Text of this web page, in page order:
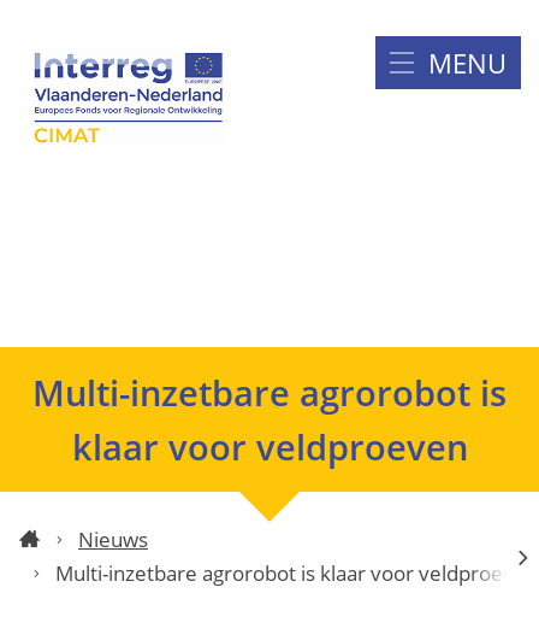
MENU
Cimat
Multi-inzetbare agrorobot is
klaar voor veldproeven
Startpagina
Nieuws
Multi-inzetbare agrorobot is klaar voor veldproeven